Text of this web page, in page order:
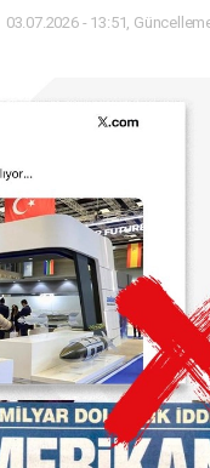
03.07.2026 - 13:51,